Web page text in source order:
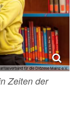
für die Diözese Mainz e.V.
Zeiten der